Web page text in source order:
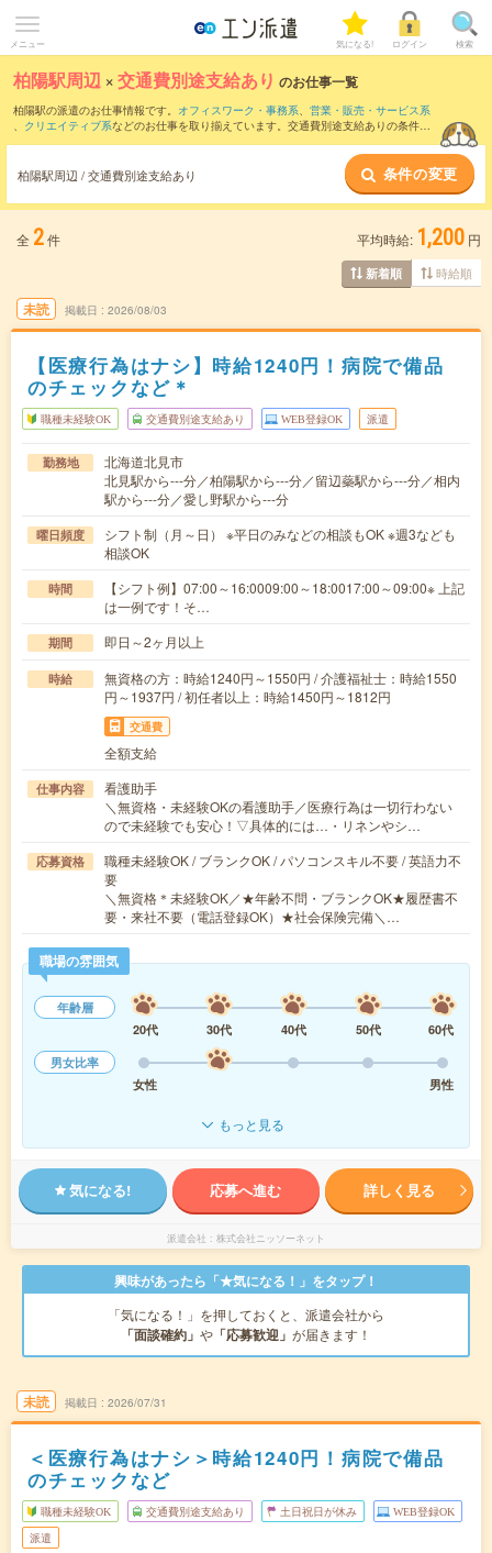
メニュー 気になる! ログイン 検索
柏陽駅周辺 ×交通費別途支給あり のお仕事一覧
柏陽駅の派遣のお仕事情報です。 オフィスワーク・事務系、 営業・販売・サービス系
、 クリエイティブ系などのお仕事を取り揃えています。交通費別途支給ありの条件の
柏陽駅周辺 / 交通費別途支給あり 条件の変更
全 2件 平均時給: 1,200 円
新着順 時給順
未読 掲載日 2026/08/03
【医療行為はナシ】時給1240円！病院で備品
のチェックなど＊
職種未経験OK 交通費別途支給あり WEB登録OK 派遣
勤務地
北海道北見市
北見駅から---分／柏陽駅から---分／留辺蘂駅から---分／相内
駅から---分／愛し野駅から---分
曜日頻度
シフト制（月～日） ※平日のみなどの相談もOK ※週3なども
相談OK
時間
【シフト例】07:00～16:0009:00～18:0017:00～09:00※ 上記
は一例です！そ…
期間 即日～2ヶ月以上
時給
無資格の方：時給1240円～1550円 / 介護福祉士：時給1550
円～1937円 / 初任者以上：時給1450円～1812円
交通費
全額支給
仕事内容
看護助手
＼無資格・未経験OKの看護助手／医療行為は一切行わない
ので未経験でも安心！▽具体的には…・リネンやシ…
応募資格
職種未経験OK / ブランクOK / パソコンスキル不要 / 英語力不
要
＼無資格＊未経験OK／★年齢不問・ブランクOK★履歴書不
要・来社不要（電話登録OK）★社会保険完備＼…
職場の雰囲気
年齢層
20代
30代 40代 50代
60代
男女比率
女性
男性
もっと見る
気になる! 応募へ進む 詳しく見る
派遣会社 株式会社ニッソーネット
興味があったら「★気になる！」をタップ！
「気になる！」を押しておくと、派遣会社から
「面談確約」 や 「応募歓迎」 が届きます！
未読 掲載日 2026/07/31
＜医療行為はナシ＞時給1240円！病院で備品
のチェックなど
職種未経験OK 交通費別途支給あり 土日祝日が休み WEB登録OK
派遣